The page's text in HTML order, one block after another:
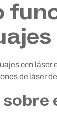
con láser
de láser